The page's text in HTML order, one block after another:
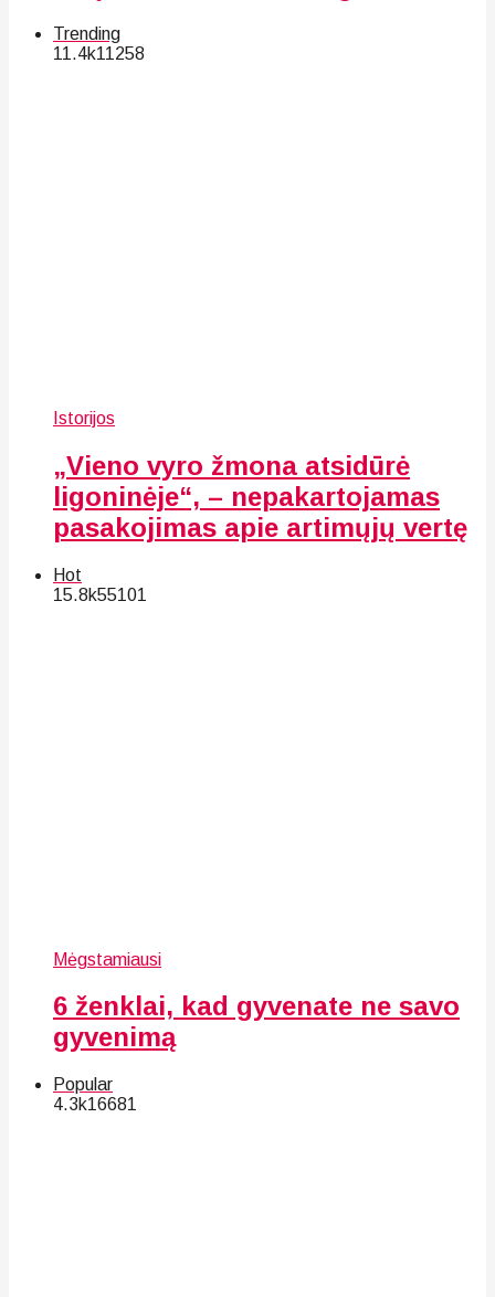
Trending
11.4k11258
Istorijos
„Vieno vyro žmona atsidūrė
ligoninėje“, – nepakartojamas
pasakojimas apie artimųjų vertę
Hot
15.8k55101
Mėgstamiausi
6 ženklai, kad gyvenate ne savo
gyvenimą
Popular
4.3k16681